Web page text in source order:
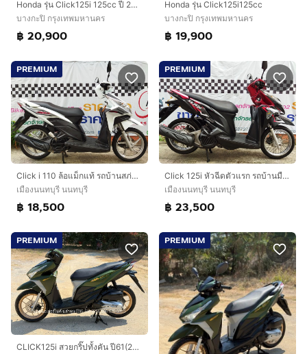
Honda รุ่น Click125i 125cc ปี 2014 สตาร์ทมือ
บางกะปิ กรุงเทพมหานคร
฿ 20,900
Honda รุ่น Click125i125cc
บางกะปิ กรุงเทพมหานคร
฿ 19,900
PREMIUM
Click i 110 ล้อแม็กแท้ รถบ้านสภ่พดี สวยใสเครื่องดี รถจอดไม่ค่อยได้ใช้
เมืองนนทบุรี นนทบุรี
฿ 18,500
PREMIUM
Click 125i หัวฉีดตัวแรก รถบ้านมืเดียว สภาพดี พร้อมใช้งาน เครื่องแน่นเดิมๆ
เมืองนนทบุรี นนทบุรี
฿ 23,500
PREMIUM
CLICK125i สวยกริ๊ปทั้งคัน ปี61(2018) รถจ้าวแรกมือเดียว เครื่องดีมาก ภาษีต่อให้เต็ม ชุดโอนครบ
PREMIUM